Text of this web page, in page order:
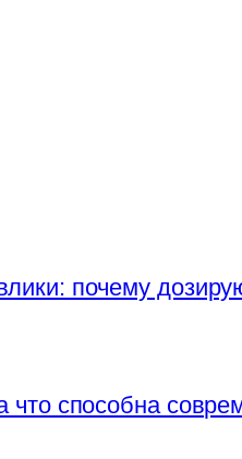
почему
что способна